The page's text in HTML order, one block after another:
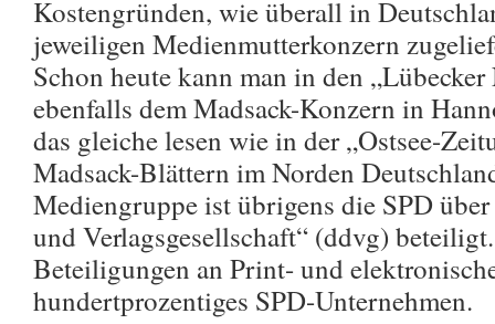
Kostengründen, wie überall in
jeweiligen Medienmutterkonzern
Schon heute kann man in den
ebenfalls dem Madsack-Konzern in
das gleiche lesen wie in der „Ostsee-
Madsack-Blättern im Norden
Mediengruppe ist übrigens die SPD
und Verlagsgesellschaft“ (ddvg)
Beteiligungen an Print- und
hundertprozentiges SPD-Unternehmen.